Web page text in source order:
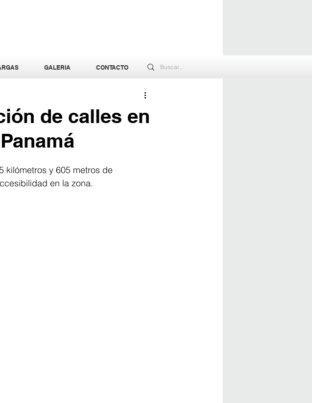
GALERIA CONTACTO
de calles en
kilómetros y 605 metros de
en la zona.